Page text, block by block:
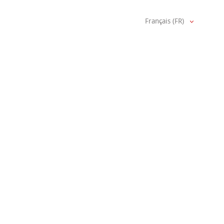
Français (FR)